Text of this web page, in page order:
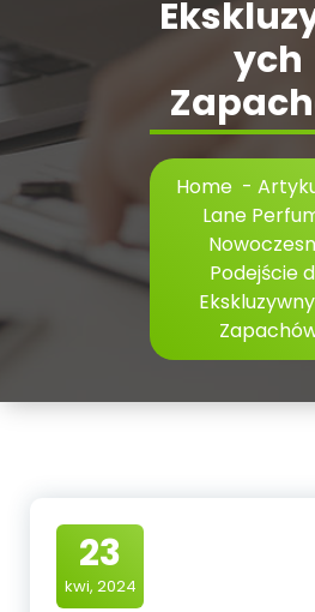
ych
Home -
Lane
Podejście
23
kwi, 2024